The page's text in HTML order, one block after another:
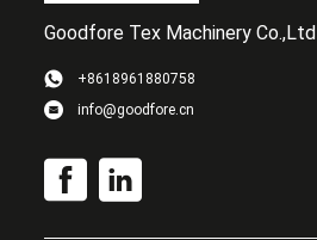
Goodfore Tex Machinery Co.,Ltd
+8618961880758
info@goodfore.cn